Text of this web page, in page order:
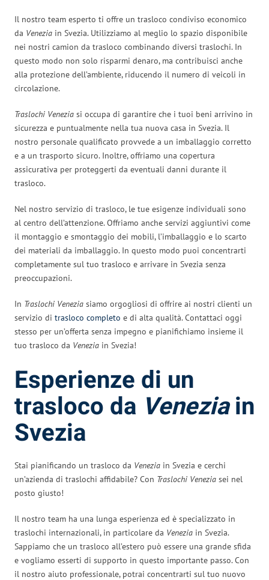
Il nostro team esperto ti offre un trasloco condiviso economico
da Venezia in Svezia. Utilizziamo al meglio lo spazio disponibile
nei nostri camion da trasloco combinando diversi traslochi. In
questo modo non solo risparmi denaro, ma contribuisci anche
alla protezione dell’ambiente, riducendo il numero di veicoli in
circolazione.
Traslochi Venezia si occupa di garantire che i tuoi beni arrivino in
sicurezza e puntualmente nella tua nuova casa in Svezia. Il
nostro personale qualificato provvede a un imballaggio corretto
e a un trasporto sicuro. Inoltre, offriamo una copertura
assicurativa per proteggerti da eventuali danni durante il
trasloco.
Nel nostro servizio di trasloco, le tue esigenze individuali sono
al centro dell’attenzione. Offriamo anche servizi aggiuntivi come
il montaggio e smontaggio dei mobili, l’imballaggio e lo scarto
dei materiali da imballaggio. In questo modo puoi concentrarti
completamente sul tuo trasloco e arrivare in Svezia senza
preoccupazioni.
In Traslochi Venezia siamo orgogliosi di offrire ai nostri clienti un
servizio di trasloco completo e di alta qualità. Contattaci oggi
stesso per un’offerta senza impegno e pianifichiamo insieme il
tuo trasloco da Venezia in Svezia!
Esperienze di un
trasloco da Veneziain
Svezia
Stai pianificando un trasloco da Venezia in Svezia e cerchi
un’azienda di traslochi affidabile? Con Traslochi Venezia sei nel
posto giusto!
Il nostro team ha una lunga esperienza ed è specializzato in
traslochi internazionali, in particolare da Venezia in Svezia.
Sappiamo che un trasloco all’estero può essere una grande sfida
e vogliamo esserti di supporto in questo importante passo. Con
il nostro aiuto professionale, potrai concentrarti sul tuo nuovo